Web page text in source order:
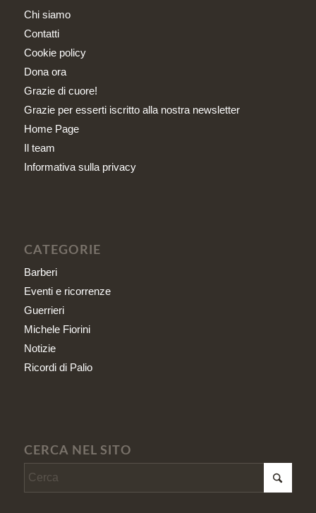
Chi siamo
Contatti
Cookie policy
Dona ora
Grazie di cuore!
Grazie per esserti iscritto alla nostra newsletter
Home Page
Il team
Informativa sulla privacy
CATEGORIE
Barberi
Eventi e ricorrenze
Guerrieri
Michele Fiorini
Notizie
Ricordi di Palio
CERCA NEL SITO